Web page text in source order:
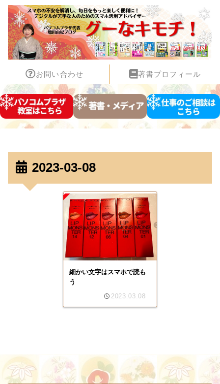
お問い合わせ 著書プロフィール
2023-03-08
細かい文字はスマホで読も
う
2023.03.08